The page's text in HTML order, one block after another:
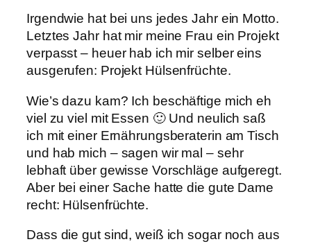
Irgendwie hat bei uns jedes Jahr ein Motto.
Letztes Jahr hat mir meine Frau ein Projekt
verpasst – heuer hab ich mir selber eins
ausgerufen: Projekt Hülsenfrüchte.
Wie’s dazu kam? Ich beschäftige mich eh
viel zu viel mit Essen 🙂 Und neulich saß
ich mit einer Ernährungsberaterin am Tisch
und hab mich – sagen wir mal – sehr
lebhaft über gewisse Vorschläge aufgeregt.
Aber bei einer Sache hatte die gute Dame
recht: Hülsenfrüchte.
Dass die gut sind, weiß ich sogar noch aus